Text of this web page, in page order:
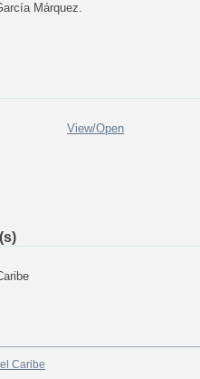
Márquez.
View/Open
Caribe